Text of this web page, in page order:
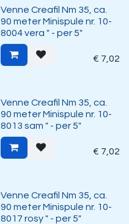
Venne Creafil Nm 35, ca.
90 meter Minispule nr. 10-
8004 vera " - per 5"
€ 7,02
Venne Creafil Nm 35, ca.
90 meter Minispule nr. 10-
8013 sam " - per 5"
€ 7,02
Venne Creafil Nm 35, ca.
90 meter Minispule nr. 10-
8017 rosy " - per 5"